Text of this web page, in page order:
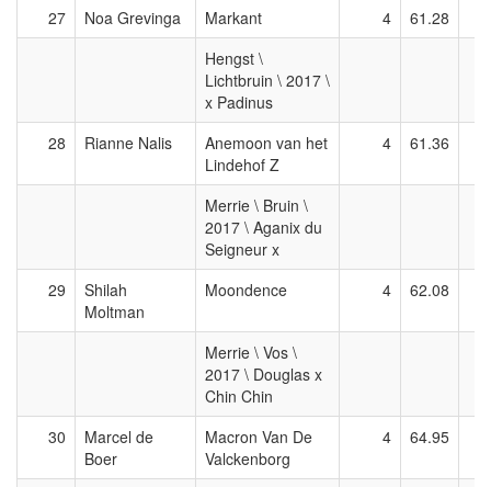
27
Noa Grevinga Markant 4
61.28
Hengst \
Lichtbruin \ 2017 \
x Padinus
28
Rianne Nalis
Anemoon van het
Lindehof Z
4 61.36
Merrie \ Bruin \
2017 \ Aganix du
Seigneur x
29
Shilah
Moltman
Moondence 4 62.08
Merrie \ Vos \
2017 \ Douglas x
Chin Chin
30
Marcel de
Boer
Macron Van De
Valckenborg
4 64.95